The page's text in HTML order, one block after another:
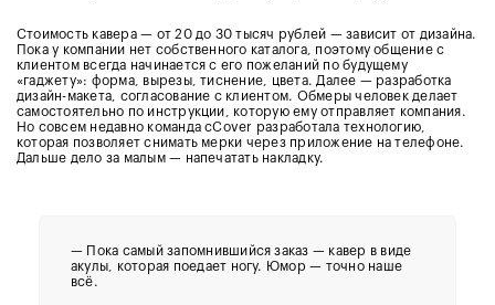
Стоимость кавера — от 20 до 30 тысяч рублей — зависит от дизайна.
Пока у компании нет собственного каталога, поэтому общение с
клиентом всегда начинается с его пожеланий по будущему
«гаджету»: форма, вырезы, тиснение, цвета. Далее — разработка
дизайн-макета, согласование с клиентом. Обмеры человек делает
самостоятельно по инструкции, которую ему отправляет компания.
Но совсем недавно команда cCover разработала технологию,
которая позволяет снимать мерки через приложение на телефоне.
Дальше дело за малым — напечатать накладку.
— Пока самый запомнившийся заказ — кавер в виде
акулы, которая поедает ногу. Юмор — точно наше
всё.